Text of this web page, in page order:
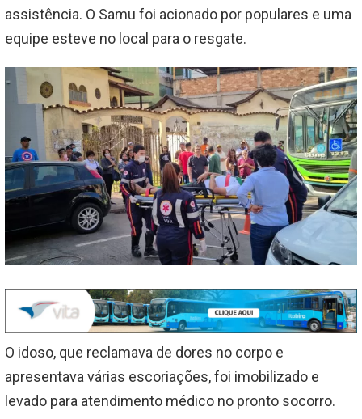
assistência. O Samu foi acionado por populares e uma
equipe esteve no local para o resgate.
O idoso, que reclamava de dores no corpo e
apresentava várias escoriações, foi imobilizado e
levado para atendimento médico no pronto socorro.